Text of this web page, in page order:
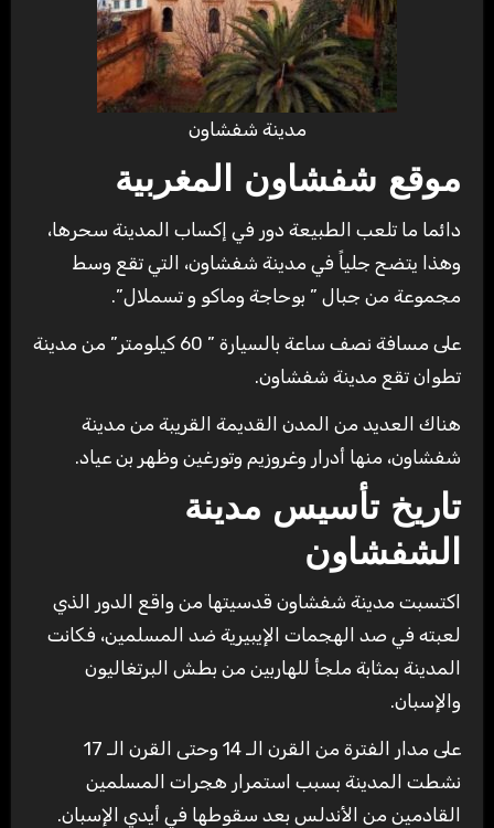
مدينة شفشاون
موقع شفشاون المغربية
دائما ما تلعب الطبيعة دور في إكساب المدينة سحرها،
وهذا يتضح جلياً في مدينة شفشاون، التي تقع وسط
مجموعة من جبال ” بوحاجة وماكو و تسملال”.
على مسافة نصف ساعة بالسيارة ” 60 كيلومتر” من مدينة
تطوان تقع مدينة شفشاون.
هناك العديد من المدن القديمة القريبة من مدينة
شفشاون، منها أدرار وغروزيم وتورغين وظهر بن عياد.
تاريخ تأسيس مدينة
الشفشاون
اكتسبت مدينة شفشاون قدسيتها من واقع الدور الذي
لعبته في صد الهجمات الإيبيرية ضد المسلمين، فكانت
المدينة بمثابة ملجأ للهاربين من بطش البرتغاليون
والإسبان.
على مدار الفترة من القرن الـ 14 وحتى القرن الـ 17
نشطت المدينة بسبب استمرار هجرات المسلمين
القادمين من الأندلس بعد سقوطها في أيدي الإسبان.